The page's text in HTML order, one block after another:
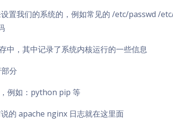
置我们的系统的，例如常见的 /etc/passwd /
中，其中记录了系统内核运行的一些信息
分
例如：python pip 等
的 apache nginx 日志就在这里面